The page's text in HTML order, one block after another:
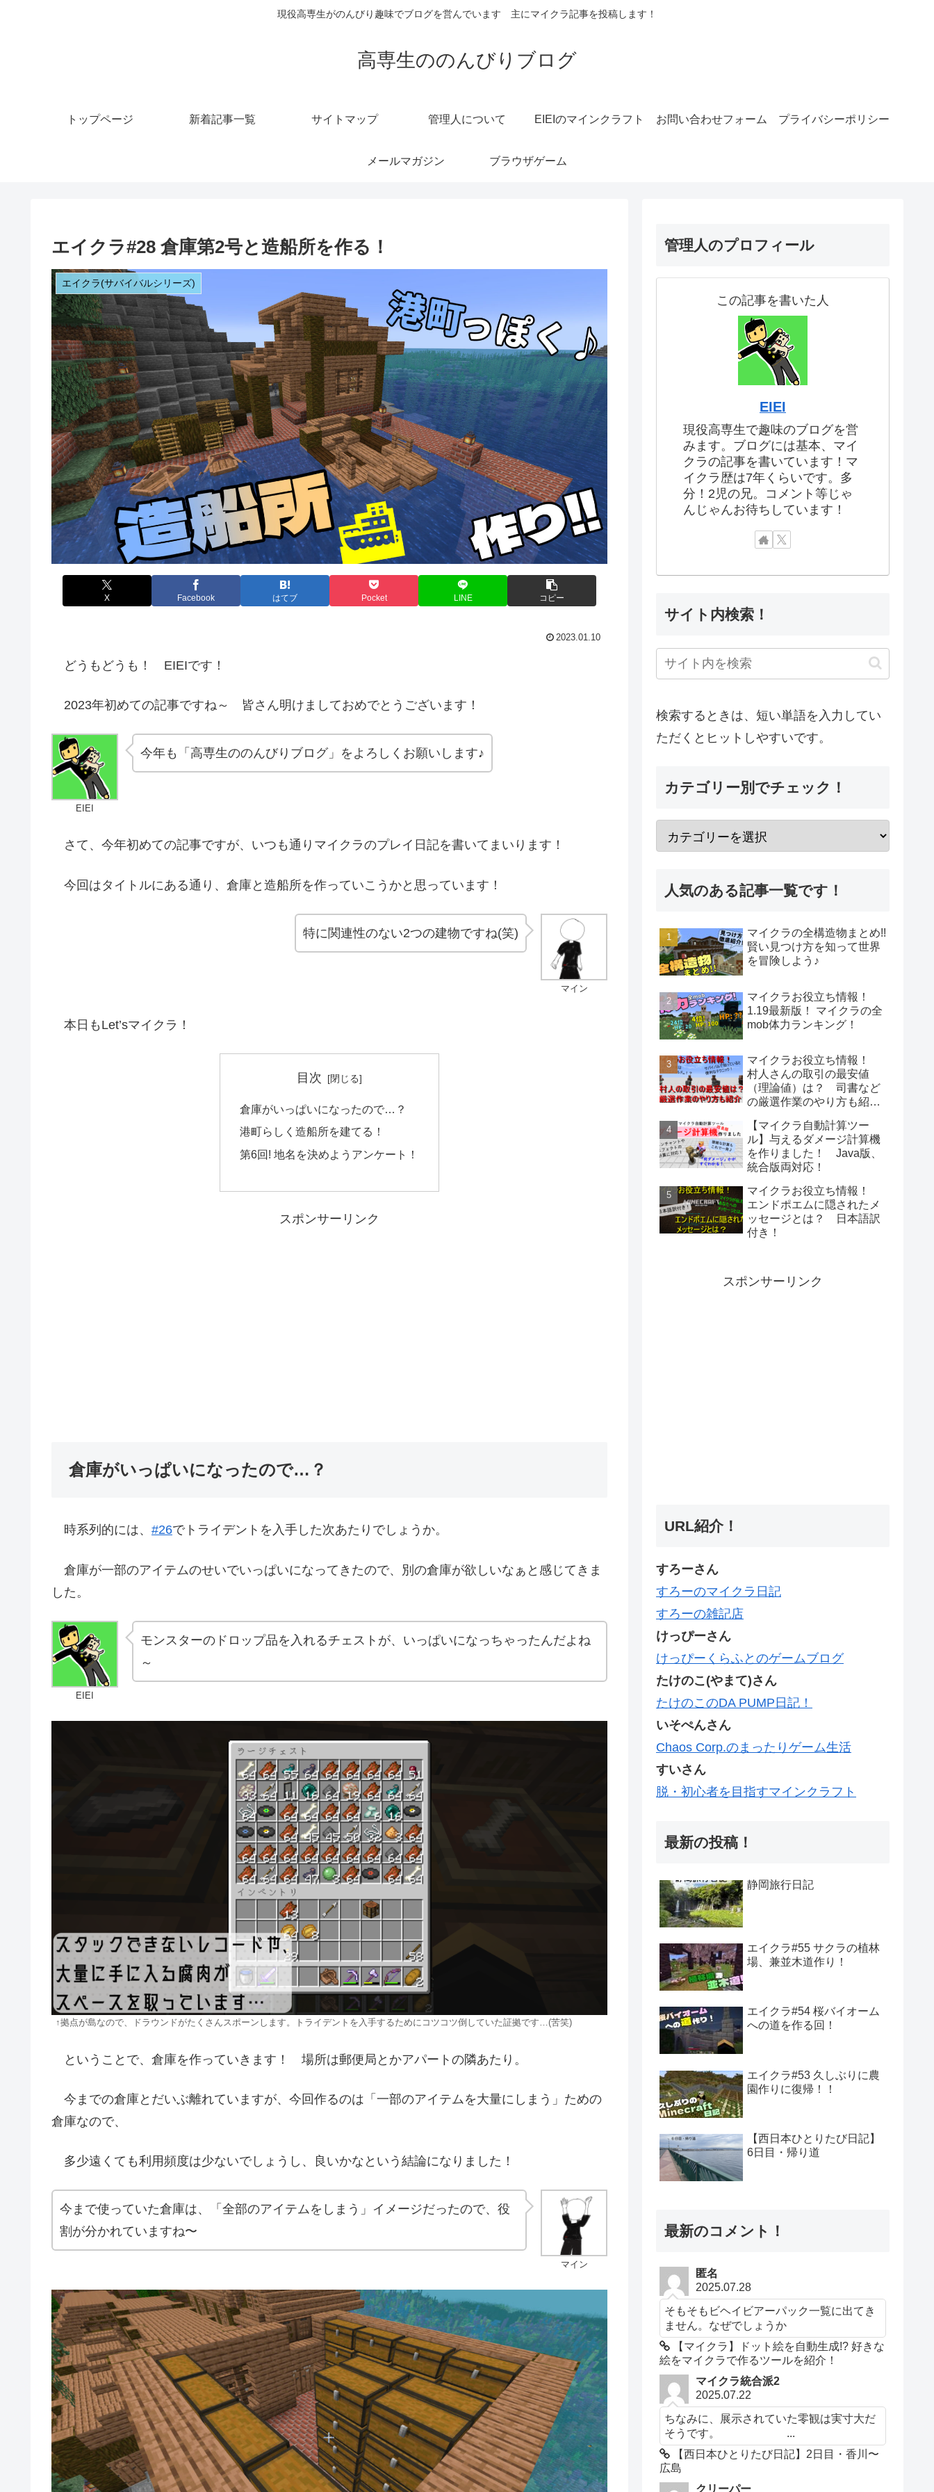
現役高専生がのんびり趣味でブログを営んでいます 主にマイクラ記事を投稿します！
高専生ののんびりブログ
トップページ 新着記事一覧 サイトマップ 管理人について EIEIのマインクラフト お問い合わせフォーム プライバシーポリシー
メールマガジン ブラウザゲーム
エイクラ#28 倉庫第2号と造船所を作る！
エイクラ(サバイバルシリーズ)
X Facebook はてブ Pocket LINE コピー
2023.01.10
どうもどうも！ EIEIです！
2023年初めての記事ですね～ 皆さん明けましておめでとうございます！
EIEI
今年も「高専生ののんびりブログ」をよろしくお願いします♪
さて、今年初めての記事ですが、いつも通りマイクラのプレイ日記を書いてまいります！
今回はタイトルにある通り、倉庫と造船所を作っていこうかと思っています！
マイン
特に関連性のない2つの建物ですね(笑)
本日もLet’sマイクラ！
目次
倉庫がいっぱいになったので…？
港町らしく造船所を建てる！
第6回! 地名を決めようアンケート！
スポンサーリンク
倉庫がいっぱいになったので…？
時系列的には、 #26でトライデントを入手した次あたりでしょうか。
倉庫が一部のアイテムのせいでいっぱいになってきたので、別の倉庫が欲しいなぁと感じてきま
した。
EIEI
モンスターのドロップ品を入れるチェストが、いっぱいになっちゃったんだよね
～
↑拠点が島なので、ドラウンドがたくさんスポーンします。トライデントを入手するためにコツコツ倒していた証拠です…(苦笑)
ということで、倉庫を作っていきます！ 場所は郵便局とかアパートの隣あたり。
今までの倉庫とだいぶ離れていますが、今回作るのは「一部のアイテムを大量にしまう」ための
倉庫なので、
多少遠くても利用頻度は少ないでしょうし、良いかなという結論になりました！
マイン
今まで使っていた倉庫は、「全部のアイテムをしまう」イメージだったので、役
割が分かれていますね〜
管理人のプロフィール
この記事を書いた人
EIEI
現役高専生で趣味のブログを営
みます。ブログには基本、マイ
クラの記事を書いています！マ
イクラ歴は7年くらいです。多
分！2児の兄。コメント等じゃ
んじゃんお待ちしています！
サイト内検索！
検索するときは、短い単語を入力してい
ただくとヒットしやすいです。
カテゴリー別でチェック！
人気のある記事一覧です！
マイクラの全構造物まとめ!!
賢い見つけ方を知って世界
を冒険しよう♪
マイクラお役立ち情報！
1.19最新版！ マイクラの全
mob体力ランキング！
マイクラお役立ち情報！
村人さんの取引の最安値
（理論値）は？ 司書など
の厳選作業のやり方も紹
【マイクラ自動計算ツー
ル】与えるダメージ計算機
を作りました！ Java版、
統合版両対応！
マイクラお役立ち情報！
エンドポエムに隠されたメ
ッセージとは？ 日本語訳
付き！
スポンサーリンク
URL紹介！
すろーさん
すろーのマイクラ日記
すろーの雑記店
けっぴーさん
けっぴーくらふとのゲームブログ
たけのこ(やまて)さん
たけのこのDA PUMP日記！
いそぺんさん
Chaos Corp.のまったりゲーム生活
すいさん
脱・初心者を目指すマインクラフト
最新の投稿！
静岡旅行日記
エイクラ#55 サクラの植林
場、兼並木道作り！
エイクラ#54 桜バイオーム
への道を作る回！
エイクラ#53 久しぶりに農
園作りに復帰！！
【西日本ひとりたび日記】
6日目・帰り道
最新のコメント！
匿名
2025.07.28
そもそもビヘイビアーパック一覧に出てき
ません。なぜでしょうか
【マイクラ】ドット絵を自動生成!? 好きな
絵をマイクラで作るツールを紹介！
マイクラ統合派2
2025.07.22
ちなみに、展示されていた零観は実寸大だ
そうです。 ...
【西日本ひとりたび日記】2日目・香川〜
広島
クリーパー